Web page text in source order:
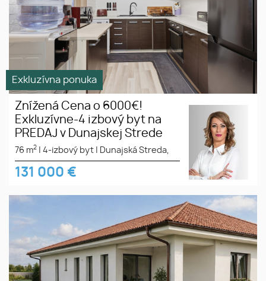
Exkluzívna ponuka
Znížená Cena o 6000€!
Exkluzívne-4 izbový byt na
PREDAJ v Dunajskej Strede
76 m2 4-izbový byt Dunajská Streda,
131 000 €